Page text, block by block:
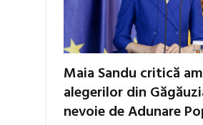
Maia Sandu critică
alegerilor din
nevoie de Adunare